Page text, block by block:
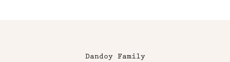
Dandoy Family